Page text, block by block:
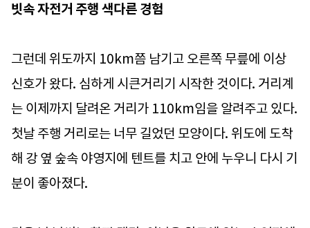
빗속 자전거 주행 색다른 경험
그런데 위도까지 10km쯤 남기고 오른쪽 무릎에 이상
신호가 왔다. 심하게 시큰거리기 시작한 것이다. 거리계
는 이제까지 달려온 거리가 110km임을 알려주고 있다.
첫날 주행 거리로는 너무 길었던 모양이다. 위도에 도착
해 강 옆 숲속 야영지에 텐트를 치고 안에 누우니 다시 기
분이 좋아졌다.